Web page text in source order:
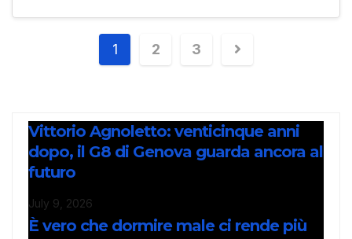
1 2 3
Vittorio Agnoletto: venticinque anni
dopo, il G8 di Genova guarda ancora al
futuro
July 9, 2026
È vero che dormire male ci rende più